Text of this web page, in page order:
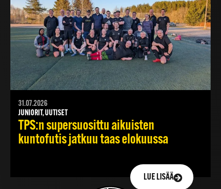
31.07.2026
JUNIORIT, UUTISET
TPS:n supersuosittu aikuisten
kuntofutis jatkuu taas elokuussa
LUE LISÄÄ